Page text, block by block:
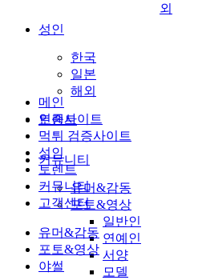
성인
한국
일본
해외
토렌트
커뮤니티
유머&감동
포토&영상
일반인
연예인
서양
모델
외
메인
인증사이트
먹튀 검증사이트
성인
토렌트
커뮤니티
고객센터
유머&감동
포토&영상
야썰